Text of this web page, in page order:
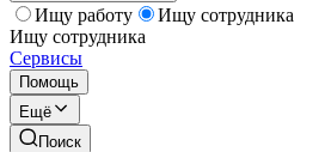
Ищу работу
Ищу сотрудника
Ищу сотрудника
Сервисы
Помощь
Ещё
Поиск